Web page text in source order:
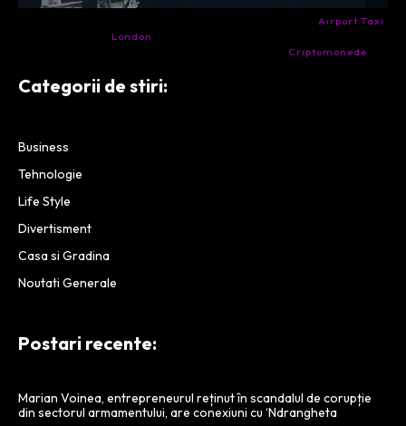
Airport Taxi
London
Criptomonede
Categorii de stiri:
Business
Tehnologie
Life Style
Divertisment
Casa si Gradina
Noutati Generale
Postari recente:
Marian Voinea, entrepreneurul reținut în scandalul de corupție
din sectorul armamentului, are conexiuni cu ‘Ndrangheta